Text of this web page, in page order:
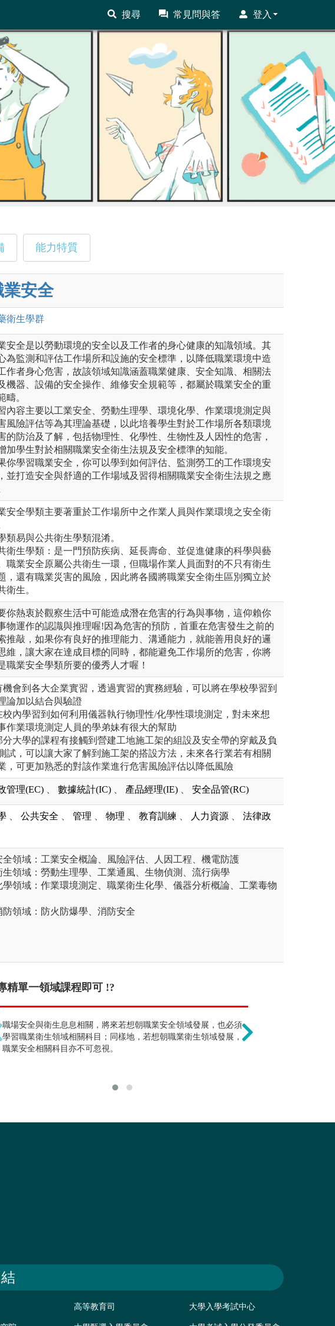
搜尋 常見問與答 登入
能力特質
業安全
衛生學群
安全是以勞動環境的安全以及工作者的身心健康的知識領域。其
為監測和評估工作場所和設施的安全標準，以降低職業環境中造
作者身心危害，故該領域知識涵蓋職業健康、安全知識、相關法
機器、設備的安全操作、維修安全規範等，都屬於職業安全的重
疇。
內容主要以工業安全、勞動生理學、環境化學、作業環境測定與
風險評估等為其理論基礎，以此培養學生對於工作場所各類環境
的防治及了解，包括物理性、化學性、生物性及人因性的危害，
加學生對於相關職業安全衛生法規及安全標準的知能。
你學習職業安全，你可以學到如何評估、監測勞工的工作環境安
並打造安全與舒適的工作場域及習得相關職業安全衛生法規之應
安全學類主要著重於工作場所中之作業人員與作業環境之安全衛
類易與公共衛生學類混淆。
衛生學類：是一門預防疾病、延長壽命、並促進健康的科學與藝
職業安全原屬公共衛生一環，但職場作業人員面對的不只有衛生
，還有職業災害的風險，因此將各國將職業安全衛生區別獨立於
衛生。
你熱衷於觀察生活中可能造成潛在危害的行為與事物，這仰賴你
物運作的認識與推理喔!因為危害的預防，首重在危害發生之前的
推敲，如果你有良好的推理能力、溝通能力，就能善用良好的邏
維，讓大家在達成目標的同時，都能避免工作場所的危害，你將
職業安全學類所要的優秀人才喔！
機會到各大企業實習，透過實習的實務經驗，可以將在學校學習到
論加以結合與驗證
校內學習到如何利用儀器執行物理性/化學性環境測定，對未來想
作業環境測定人員的學弟妹有很大的幫助
分大學的課程有接觸到營建工地施工架的組設及安全帶的穿戴及負
試，可以讓大家了解到施工架的搭設方法，未來各行業若有相關
，可更加熟悉的對該作業進行危害風險評估以降低風險
管理(EC) 數據統計(IC) 產品經理(IE) 安全品管(RC)
公共安全 管理 物理 教育訓練 人力資源
法律政
全領域：工業安全概論、風險評估、人因工程、機電防護
生領域：勞動生理學、工業通風、生物偵測、流行病學
學領域：作業環境測定、職業衛生化學、儀器分析概論、工業毒物
防領域：防火防爆學、消防安全
慈善服務 !?
社會資源，激勵個案、團體的能力更為重要。 也要社會參與實踐，理
精單一領域課程即可 !?
職場安全與衛生息息相關，將來若想朝職業安全領域發展，也必須
學習職業衛生領域相關科目；同樣地，若想朝職業衛生領域發展，
職業安全相關科目亦不可忽視。
高等教育司 大學入學考試中心